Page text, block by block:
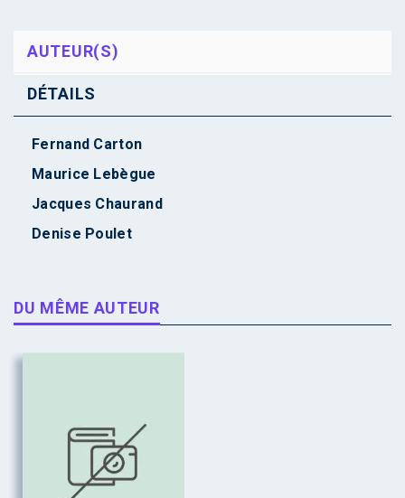
AUTEUR(S)
DÉTAILS
Fernand Carton
Maurice Lebègue
Jacques Chaurand
Denise Poulet
DU MÊME AUTEUR